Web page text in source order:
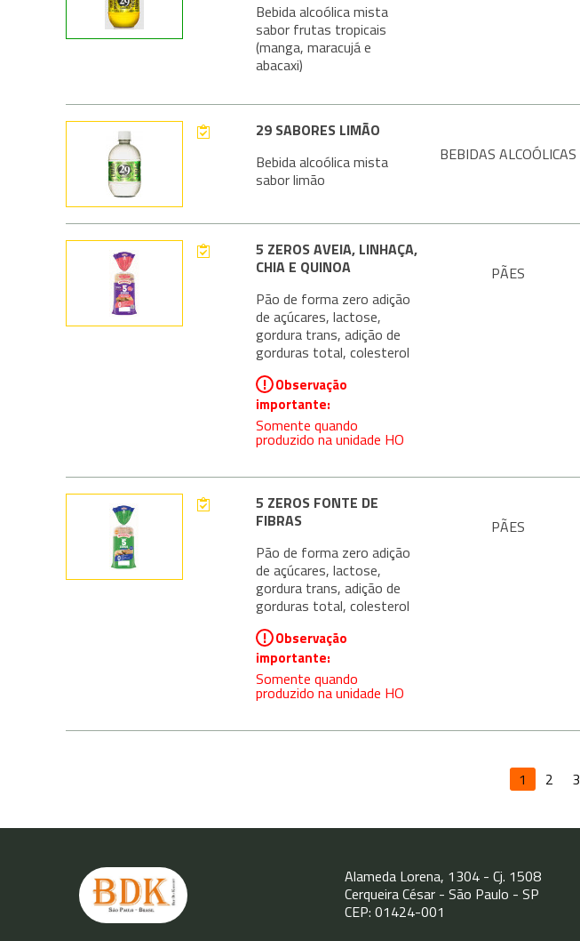
Bebida alcoólica mista
sabor frutas tropicais
(manga, maracujá e
abacaxi)
29 SABORES LIMÃO
Bebida alcoólica mista
sabor limão
BEBIDAS ALCOÓLICAS
5 ZEROS AVEIA, LINHAÇA,
CHIA E QUINOA
Pão de forma zero adição
de açúcares, lactose,
gordura trans, adição de
gorduras total, colesterol
! Observação
importante:
Somente quando
produzido na unidade HO
PÃES
5 ZEROS FONTE DE
FIBRAS
Pão de forma zero adição
de açúcares, lactose,
gordura trans, adição de
gorduras total, colesterol
! Observação
importante:
Somente quando
produzido na unidade HO
PÃES
1 2 3
Alameda Lorena, 1304 - Cj. 1508
Cerqueira César - São Paulo - SP
CEP: 01424-001